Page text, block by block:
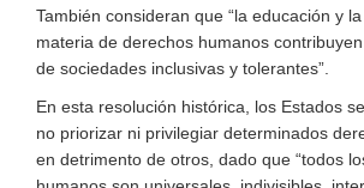
También consideran que “la educación y
materia de derechos humanos
de sociedades inclusivas y tolerantes”.
En esta resolución histórica, los Estados
no priorizar ni privilegiar determinados
en detrimento de otros, dado que “todos